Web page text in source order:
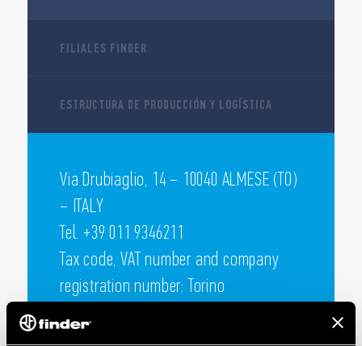
FILIALES FINDER
ESTRUCTURA DE PRODUCCIÓN Y LOGÍSTICA
Via Drubiaglio, 14 – 10040 ALMESE (TO)
– ITALY
Tel. +39 011 9346211
Tax code, VAT number and company
registration number: Torino